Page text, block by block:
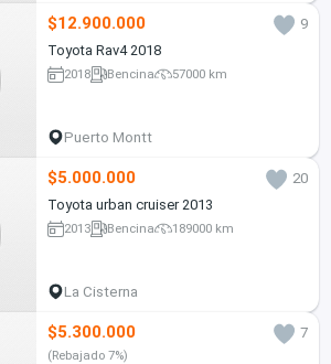
$12.900.000
9
Toyota Rav4 2018
2018 Bencina 57000 km
Puerto Montt
$5.000.000
20
Toyota urban cruiser 2013
2013 Bencina 189000 km
La Cisterna
$5.300.000 7
(Rebajado 7%)